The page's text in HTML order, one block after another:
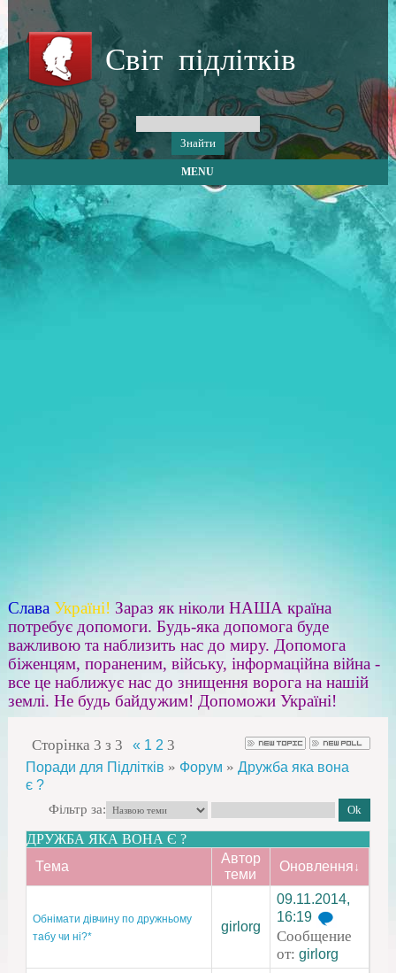
Світ підлітків
MENU
Слава Україні! Зараз як ніколи НАША країна
потребує допомоги. Будь-яка допомога буде
важливою та наблизить нас до миру. Допомога
біженцям, пораненим, війську, інформаційна війна -
все це наближує нас до знищення ворога на нашій
землі. Не будь байдужим! Допоможи Україні!
Сторінка 3 з 3 « 1 2 3
Поради для Підлітків » Форум » Дружба яка вона
є ?
Фільтр за:
ДРУЖБА ЯКА ВОНА Є ?
Тема
Автор
теми
Оновлення↓
Обнімати дівчину по дружньому
табу чи ні?*
girlorg
09.11.2014,
16:19
Сообщение
от: girlorg